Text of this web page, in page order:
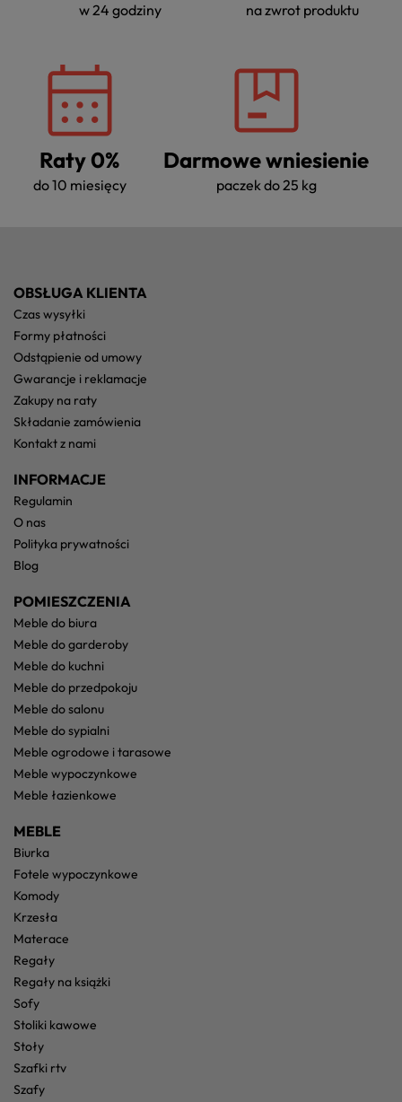
w 24 godziny na zwrot produktu
Raty 0%
do 10 miesięcy
Darmowe wniesienie
paczek do 25 kg
OBSŁUGA KLIENTA
czas wysyłki
formy płatności
odstąpienie od umowy
gwarancje i reklamacje
zakupy na raty
składanie zamówienia
kontakt z nami
INFORMACJE
regulamin
o nas
polityka prywatności
blog
POMIESZCZENIA
meble do biura
meble do garderoby
meble do kuchni
meble do przedpokoju
meble do salonu
meble do sypialni
meble ogrodowe i tarasowe
meble wypoczynkowe
meble łazienkowe
MEBLE
biurka
fotele wypoczynkowe
komody
krzesła
materace
regały
regały na książki
sofy
stoliki kawowe
stoły
szafki rtv
szafy